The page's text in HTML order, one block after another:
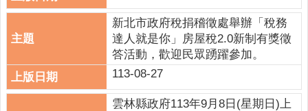
最
消
公
新北市政府稅捐稽徵處舉辦「稅務
達人就是你」房屋稅2.0新制有獎徵
答活動，歡迎民眾踴躍參加。
113-08-27
雲林縣政府113年9月8日(星期日)上